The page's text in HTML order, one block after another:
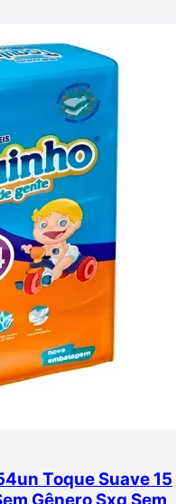
Toque Suave 15